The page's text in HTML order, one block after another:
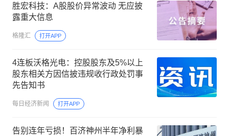
胜宏科技：A股股价异常波动 无应披
露重大信息
格隆汇 打开APP
4连板沃格光电：控股股东及5%以上
股东相关方因信披违规收行政处罚事
先告知书
每日经济新闻 打开APP
告别连年亏损！百济神州半年净利暴